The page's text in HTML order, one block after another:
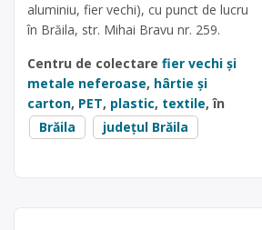
aluminiu, fier vechi), cu punct de lucru
în Brăila, str. Mihai Bravu nr. 259.
Centru de colectare fier vechi și
metale neferoase, hârtie și
carton, PET, plastic, textile, în
Brăila
județul Brăila